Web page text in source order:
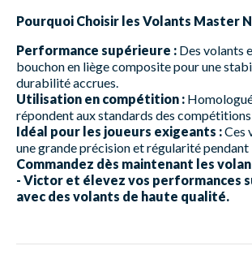
Pourquoi Choisir les Volants Master
Performance supérieure : Des volants
bouchon en liège composite pour une
durabilité accrues.
Utilisation en compétition :
répondent aux standards des
Idéal pour les joueurs exigeants :Ces
une grande précision et régularité pendant
Commandez dès maintenant les
- Victor et élevez vos performances
avec des volants de haute qualité.